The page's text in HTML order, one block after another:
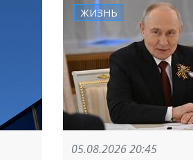
ЖИЗНЬ
05.08.2026 20:45